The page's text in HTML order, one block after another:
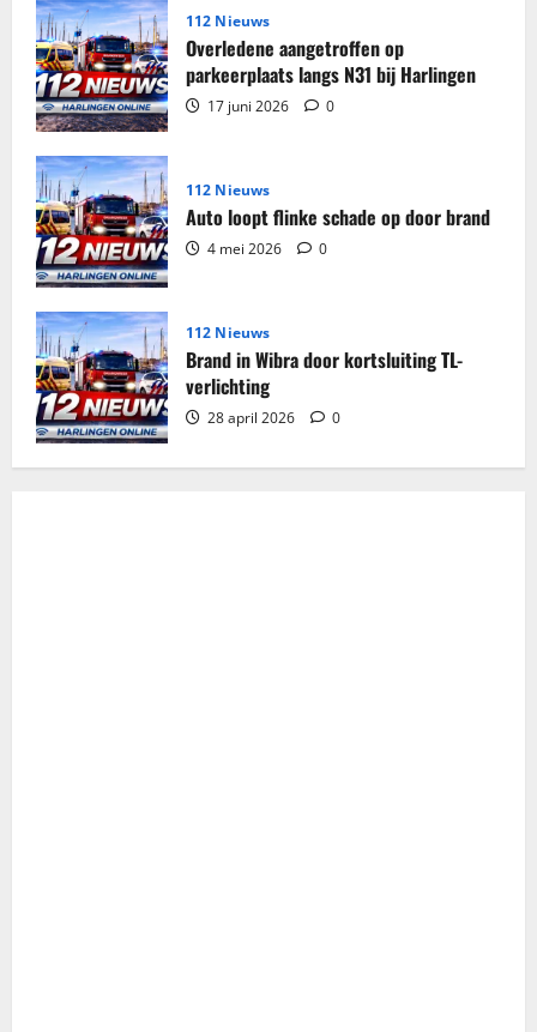
Harlingen112 Nieuws
Overledene aangetroffen op
parkeerplaats langs N31 bij Harlingen
17 juni 2026 0
112 Nieuws
Auto loopt flinke schade op door brand
4 mei 2026 0
112 Nieuws
Brand in Wibra door kortsluiting TL-
verlichting
28 april 2026 0